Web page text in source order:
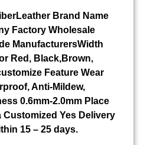
Brand Name
Factory Wholesale
ManufacturersWidth
Red, Black,Brown,
Feature Wear
Anti-Mildew,
0.6mm-2.0mm Place
Customized Yes Delivery
15 – 25 days.